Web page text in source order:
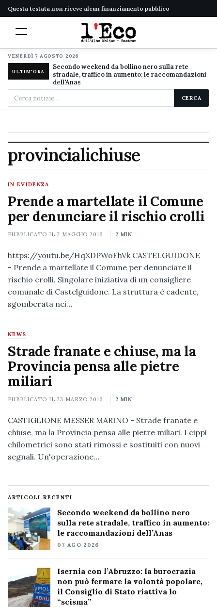
Questa testata non riceve alcun finanziamento pubblico
VENERDÌ 7 AGOSTO 2026
ULTIM'ORA
Secondo weekend da bollino nero sulla rete
stradale, traffico in aumento: le raccomandazioni
dell'Anas
Cerca
nel
CERCA
provincialichiuse
IN EVIDENZA
Prende a martellate il Comune
per denunciare il rischio crolli
PUBBLICATO IL2 MAGGIO 2016 2 MIN
https://youtu.be/HqXDPWoFhVk CASTELGUIDONE
- Prende a martellate il Comune per denunciare il
rischio crolli. Singolare iniziativa di un consigliere
comunale di Castelguidone. La struttura è cadente,
sgomberata nei…
NEWS
Strade franate e chiuse, ma la
Provincia pensa alle pietre
miliari
PUBBLICATO IL23 MARZO 2016 2 MIN
CASTIGLIONE MESSER MARINO - Strade franate e
chiuse, ma la Provincia pensa alle pietre miliari. I cippi
chilometrici sono stati rimossi e sostituiti con nuovi
segnali. Un'operazione…
ARTICOLI RECENTI
Secondo weekend da bollino nero
sulla rete stradale, traffico in aumento:
le raccomandazioni dell’Anas
07 AGO 2026
Isernia con l’Abruzzo: la burocrazia
non può fermare la volontà popolare,
il Consiglio di Stato riattiva lo
“scisma”